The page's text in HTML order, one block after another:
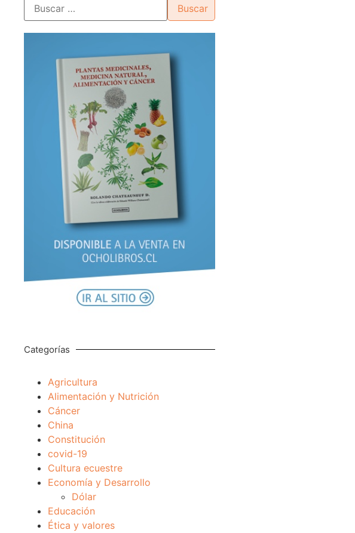
Categorías
Agricultura
Alimentación y Nutrición
Cáncer
China
Constitución
covid-19
Cultura ecuestre
Economía y Desarrollo
Dólar
Educación
Ética y valores